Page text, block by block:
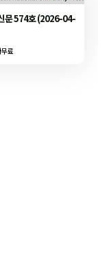
문 574호 (2026-04-
무료